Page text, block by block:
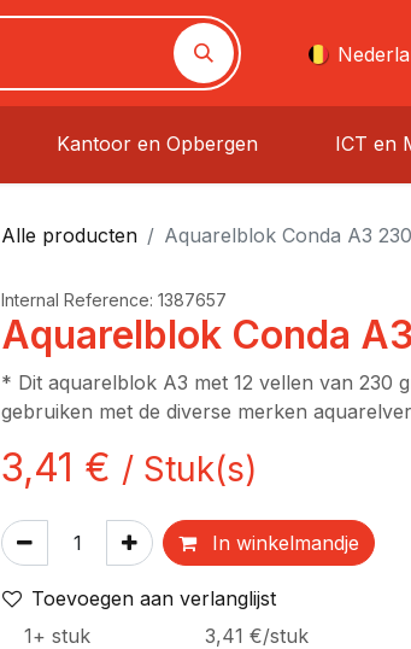
Kantoor en Opbergen ICT en
Alle producten Aquarelblok Conda A3
Internal Reference: 1387657
Aquarelblok Conda
* Dit aquarelblok A3 met 12 vellen van 230
gebruiken met de diverse merken
3,41 € / Stuk(s)
In winkelmandje
Toevoegen aan verlanglijst
1+ stuk 3,41 €/stuk